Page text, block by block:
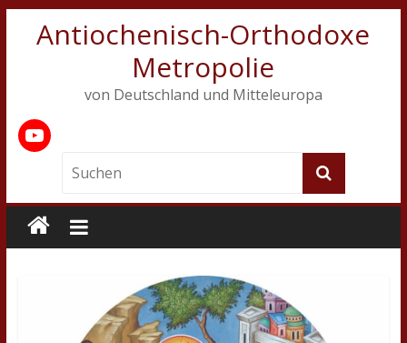
Antiochenisch-Orthodoxe
Metropolie
von Deutschland und Mitteleuropa